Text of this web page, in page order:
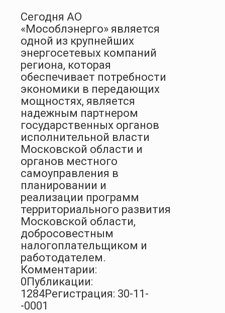
Сегодня АО
«Мособлэнерго» является
одной из крупнейших
энергосетевых компаний
региона, которая
обеспечивает потребности
экономики в передающих
мощностях, является
надежным партнером
государственных органов
исполнительной власти
Московской области и
органов местного
самоуправления в
планировании и
реализации программ
территориального развития
Московской области,
добросовестным
налогоплательщиком и
работодателем.
Комментарии:
0 Публикации:
1284Регистрация: 30-11-
-0001